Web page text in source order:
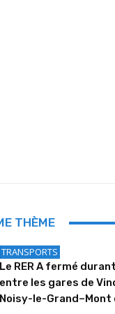
THÈME
TRANSPORTS
Le RER A fermé
entre les gares de
Noisy-le-Grand–Mont